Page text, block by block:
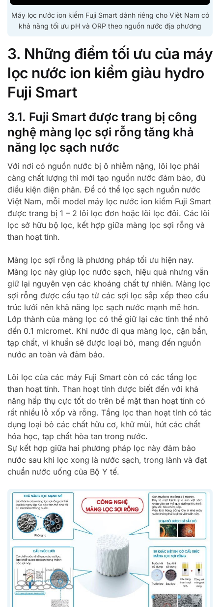
Máy lọc nước ion kiềm Fuji Smart dành riêng cho Việt Nam có
khả năng tối ưu pH và ORP theo nguồn nước địa phương
3. Những điểm tối ưu của máy
lọc nước ion kiềm giàu hydro
Fuji Smart
3.1. Fuji Smart được trang bị công
nghệ màng lọc sợi rỗng tăng khả
năng lọc sạch nước
Với nơi có nguồn nước bị ô nhiễm nặng, lõi lọc phải
càng chất lượng thì mới tạo nguồn nước đảm bảo, đủ
điều kiện điện phân. Để có thể lọc sạch nguồn nước
Việt Nam, mỗi model máy lọc nước ion kiềm Fuji Smart
được trang bị 1 – 2 lõi lọc đơn hoặc lõi lọc đôi. Các lõi
lọc sở hữu bộ lọc, kết hợp giữa màng lọc sợi rỗng và
than hoạt tính.
Màng lọc sợi rỗng là phương pháp tối ưu hiện nay.
Màng lọc này giúp lọc nước sạch, hiệu quả nhưng vẫn
giữ lại nguyên vẹn các khoáng chất tự nhiên. Màng lọc
sợi rỗng được cấu tạo từ các sợi lọc sắp xếp theo cấu
trúc lưới nên khả năng lọc sạch nước mạnh mẽ hơn.
Lớp thành của màng lọc có thể giữ lại các tinh thể nhỏ
đến 0.1 micromet. Khi nước đi qua màng lọc, cặn bẩn,
tạp chất, vi khuẩn sẽ được loại bỏ, mang đến nguồn
nước an toàn và đảm bảo.
Lõi lọc của các máy Fuji Smart còn có các tầng lọc
than hoạt tính. Than hoạt tính được biết đến với khả
năng hấp thụ cực tốt do trên bề mặt than hoạt tính có
rất nhiều lỗ xốp và rỗng. Tầng lọc than hoạt tính có tác
dụng loại bỏ các chất hữu cơ, khử mùi, hút các chất
hóa học, tạp chất hòa tan trong nước.
Sự kết hợp giữa hai phương pháp lọc này đảm bảo
nước sau khi lọc xong là nước sạch, trong lành và đạt
chuẩn nước uống của Bộ Y tế.